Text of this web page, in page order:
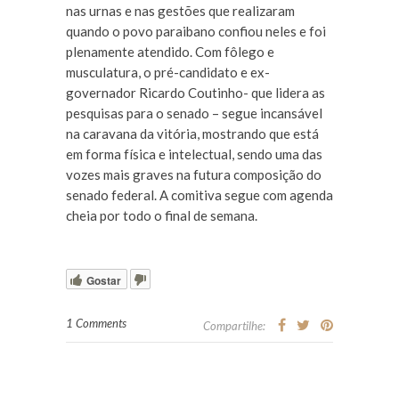
nas urnas e nas gestões que realizaram
quando o povo paraibano confiou neles e foi
plenamente atendido. Com fôlego e
musculatura, o pré-candidato e ex-
governador Ricardo Coutinho- que lidera as
pesquisas para o senado – segue incansável
na caravana da vitória, mostrando que está
em forma física e intelectual, sendo uma das
vozes mais graves na futura composição do
senado federal. A comitiva segue com agenda
cheia por todo o final de semana.
Gostar
1 Comments Compartilhe: